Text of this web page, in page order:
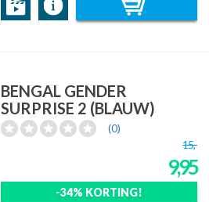
BENGAL GENDER
SURPRISE 2 (BLAUW)
(0)
15,-
9,95
-34% KORTING!